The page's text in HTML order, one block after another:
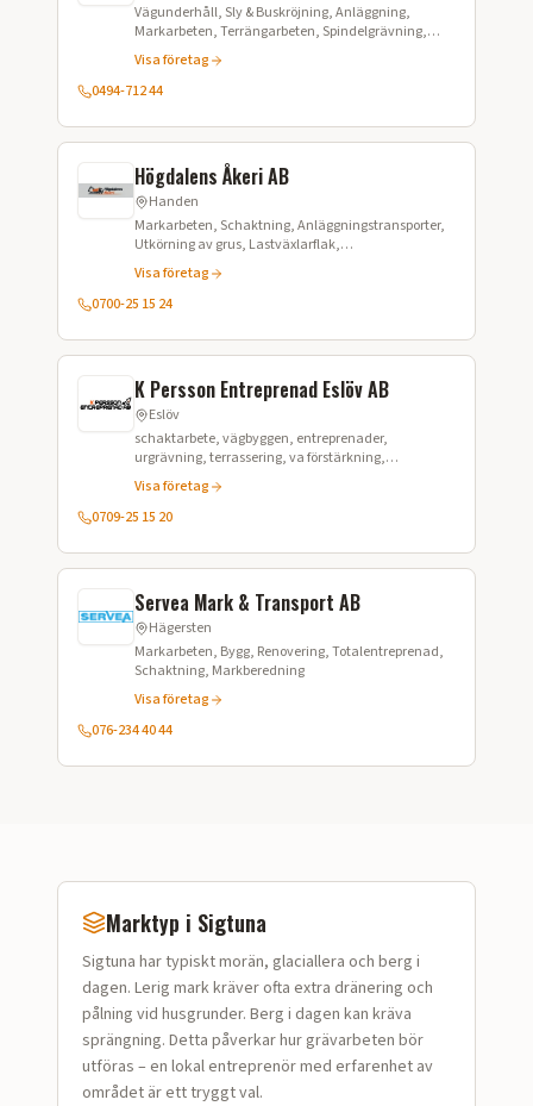
Vägunderhåll, Sly & Buskröjning, Anläggning,
Markarbeten, Terrängarbeten, Spindelgrävning,
Schaktning
Visa företag
0494-712 44
Högdalens Åkeri AB
Handen
Markarbeten, Schaktning, Anläggningstransporter,
Utkörning av grus, Lastväxlarflak,
Grävmaskinsarbeten, Avfallshantering,
Materialleverans
Visa företag
0700-25 15 24
K Persson Entreprenad Eslöv AB
Eslöv
schaktarbete, vägbyggen, entreprenader,
urgrävning, terrassering, va förstärkning,
omläggning av VA, avbaning, avtäckning,
grundläggningarbeten, vägarbeten, marksanering
Visa företag
0709-25 15 20
Servea Mark & Transport AB
Hägersten
Markarbeten, Bygg, Renovering, Totalentreprenad,
Schaktning, Markberedning
Visa företag
076-234 40 44
Marktyp i Sigtuna
Sigtuna har typisktmorän, glaciallera och berg i
dagen. Lerig mark kräver ofta extra dränering och
pålning vid husgrunder. Berg i dagen kan kräva
sprängning. Detta påverkar hur grävarbeten bör
utföras – en lokal entreprenör med erfarenhet av
området är ett tryggt val.